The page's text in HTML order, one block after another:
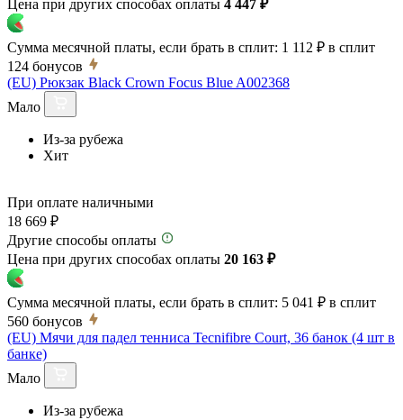
Цена при других способах оплаты 4 447 ₽
Сумма месячной платы, если брать в сплит: 1 112 ₽ в сплит
124 бонусов
(EU) Рюкзак Black Crown Focus Blue A002368
Мало
Из-за рубежа
Хит
При оплате наличными
18 669 ₽
Другие способы оплаты
Цена при других способах оплаты 20 163 ₽
Сумма месячной платы, если брать в сплит: 5 041 ₽ в сплит
560 бонусов
(EU) Мячи для падел тенниса Tecnifibre Court, 36 банок (4 шт в
банке)
Мало
Из-за рубежа